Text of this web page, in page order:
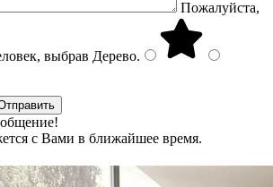
Пожалуйста,
выбрав Дерево.
с Вами в ближайшее время.